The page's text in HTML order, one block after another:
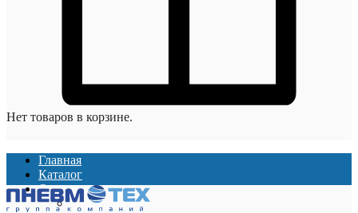
Нет товаров в корзине.
Главная
Каталог
О компании
О компании